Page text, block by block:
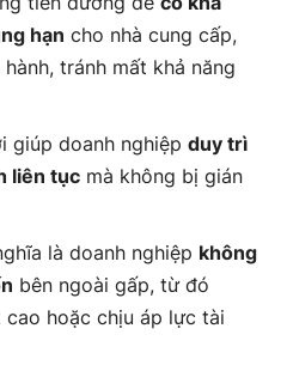
dòng tiền mạnh làm chiến
hạn cho nhà cung cấp,
tránh mất khả năng
giúp doanh nghiệp duy trì
liên tục mà không bị gián
là doanh nghiệp không
bên ngoài gấp, từ đó
hoặc chịu áp lực tài